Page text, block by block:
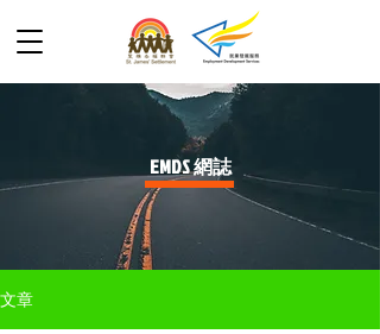
​EMDS 網誌
文章